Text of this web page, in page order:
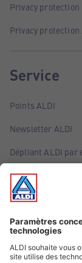
Privacy protection
Privacy protection
Service
Points ALDI
Newsletter ALDI
Dépliant ALDI par
Offres
Infos essentielles
Suivez